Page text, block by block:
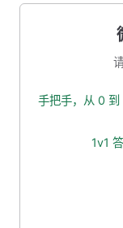
创建 DTO 实体类
编辑 service 业
手把手，从 0 到
1v1